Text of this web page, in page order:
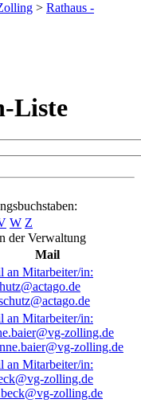
> Rathaus -
Liste
W Z
der Verwaltung
Mail
zolling.de
zolling.de